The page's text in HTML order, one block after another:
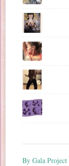
By Gala Project